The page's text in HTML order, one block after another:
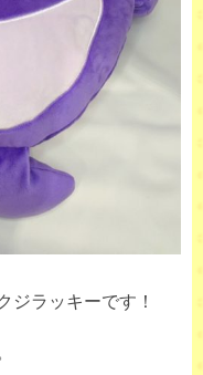
ジラッキーです！